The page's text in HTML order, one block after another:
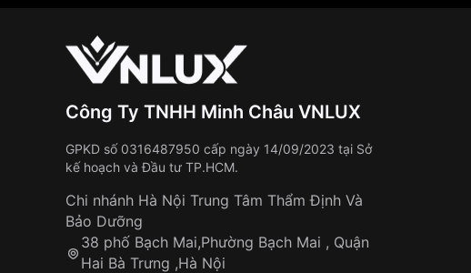
Công Ty TNHH Minh Châu VNLUX
GPKD số 0316487950 cấp ngày 14/09/2023 tại Sở
kế hoạch và Đầu tư TP.HCM.
Chi nhánh Hà Nội Trung Tâm Thẩm Định Và
Bảo Dưỡng
38 phố Bạch Mai,Phường Bạch Mai , Quận
Hai Bà Trưng ,Hà Nội